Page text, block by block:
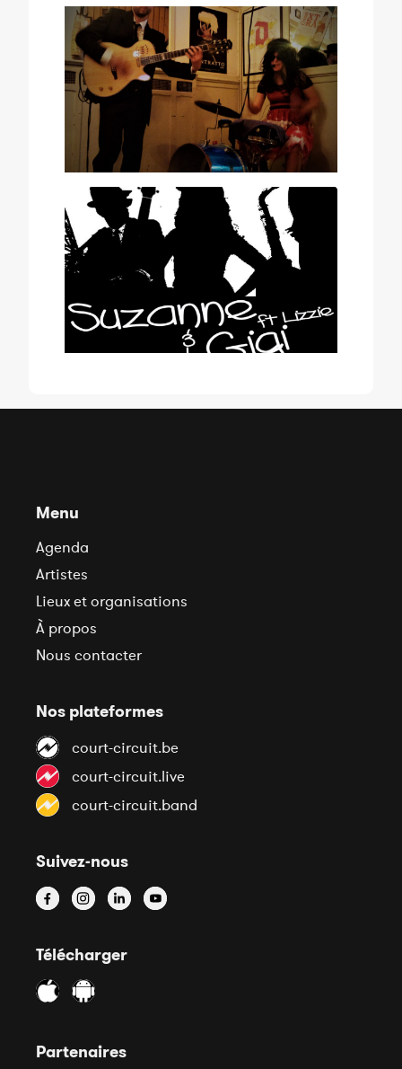
Menu
Agenda
Artistes
Lieux et organisations
À propos
Nous contacter
Nos plateformes
court-circuit.be
court-circuit.live
court-circuit.band
Suivez-nous
Télécharger
Partenaires